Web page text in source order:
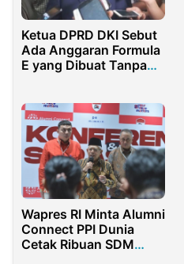
Ketua DPRD DKI Sebut
Ada Anggaran Formula
E yang Dibuat Tanpa
Wapres RI Minta Alumni
Connect PPI Dunia
Cetak Ribuan SDM